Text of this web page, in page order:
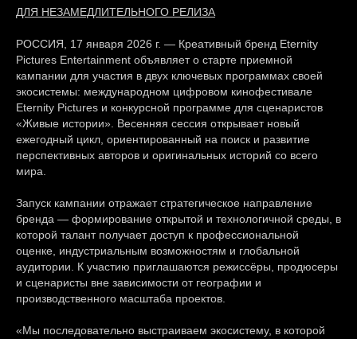
ДЛЯ НЕЗАМЕДЛИТЕЛЬНОГО РЕЛИЗА
РОССИЯ, 17 января 2026 г. — Креативный бренд Eternity
Pictures Entertainment объявляет о старте приемной
кампании для участия в двух ключевых программах своей
экосистемы: международном цифровом кинофестивале
Eternity Pictures и конкурсной программе для сценаристов
«Живые истории». Весенняя сессия открывает новый
ежегодный цикл, ориентированный на поиск и развитие
перспективных авторов и оригинальных историй со всего
мира.
Запуск кампании отражает стратегическое направление
бренда — формирование открытой и технологичной среды, в
которой талант получает доступ к профессиональной
оценке, индустриальным возможностям и глобальной
аудитории. К участию приглашаются режиссёры, продюсеры
и сценаристы вне зависимости от географии и
производственного масштаба проектов.
«Мы последовательно выстраиваем экосистему, в которой